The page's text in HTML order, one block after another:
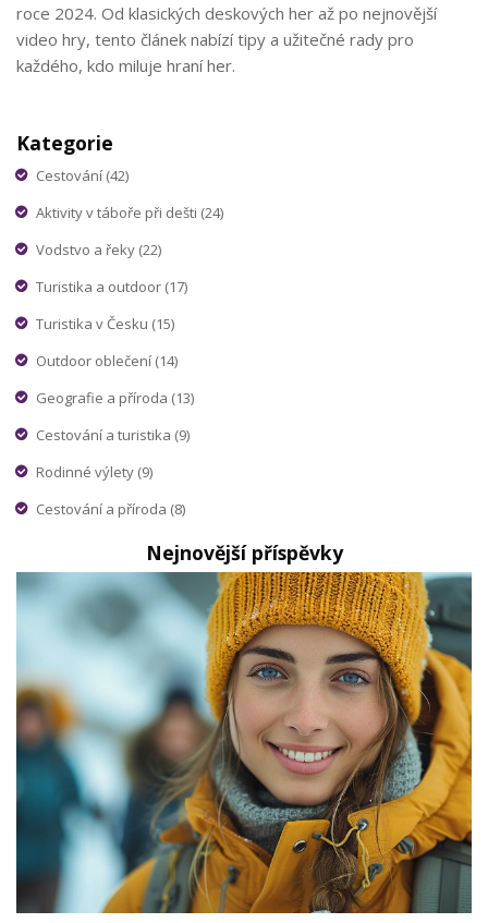
roce 2024. Od klasických deskových her až po nejnovější
video hry, tento článek nabízí tipy a užitečné rady pro
každého, kdo miluje hraní her.
Kategorie
Cestování (42)
Aktivity v táboře při dešti (24)
Vodstvo a řeky (22)
Turistika a outdoor (17)
Turistika v Česku (15)
Outdoor oblečení (14)
Geografie a příroda (13)
Cestování a turistika (9)
Rodinné výlety (9)
Cestování a příroda (8)
Nejnovější příspěvky